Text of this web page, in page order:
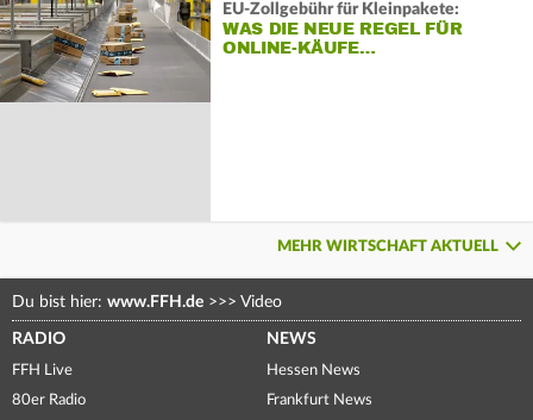
EU-Zollgebühr für Kleinpakete:
WAS DIE NEUE REGEL FÜR
ONLINE-KÄUFE…
MEHR WIRTSCHAFT AKTUELL
Du bist hier: www.FFH.de >>> Video
RADIO
FFH Live
80er Radio
NEWS
Hessen News
Frankfurt News